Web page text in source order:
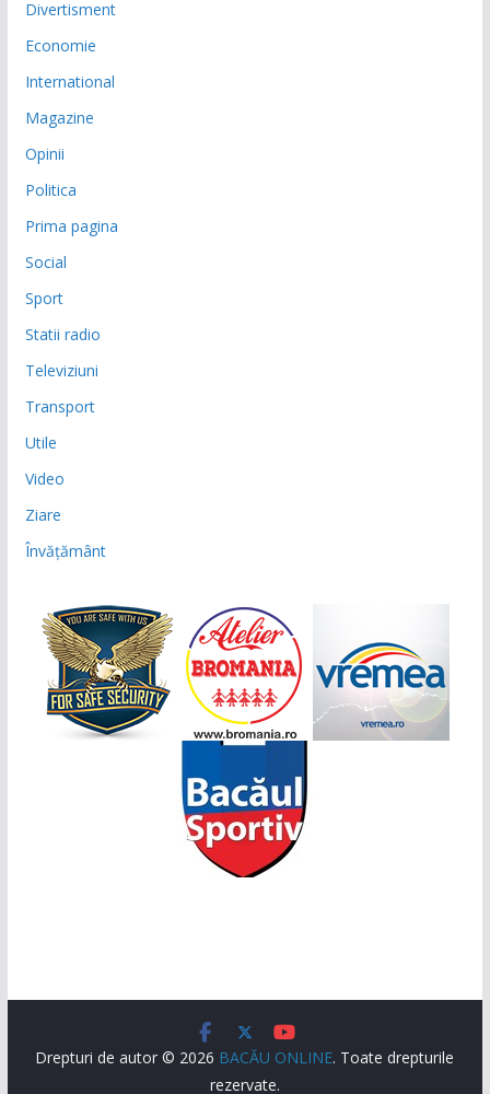
Divertisment
Economie
International
Magazine
Opinii
Politica
Prima pagina
Social
Sport
Statii radio
Televiziuni
Transport
Utile
Video
Ziare
Învățământ
Drepturi de autor © 2026 BACĂU ONLINE. Toate drepturile
rezervate.